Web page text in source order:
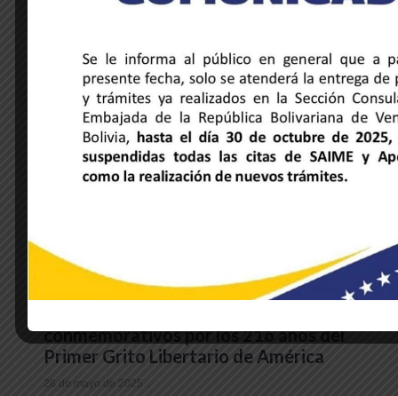
NOTICIAS DE LA EMBAJADA
conmemorativos por los 216 años del
Primer Grito Libertario de América
26 de mayo de 2025